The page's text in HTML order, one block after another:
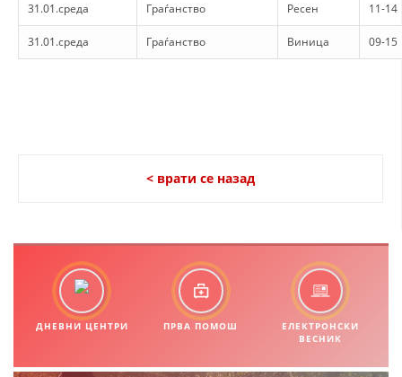
31.01.среда Граѓанство Ресен 11-14
31.01.среда Граѓанство Виница 09-15
< врати се назад
ДНЕВНИ ЦЕНТРИ ПРВА ПОМОШ
ЕЛЕКТРОНСКИ
ВЕСНИК